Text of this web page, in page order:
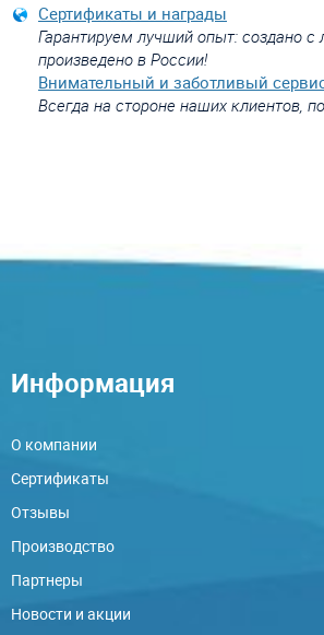
Сертификаты и награды
Гарантируем лучший опыт: создано с
произведено в России!
Внимательный и заботливый
Всегда на стороне наших клиентов,
Информация
О компании
Сертификаты
Отзывы
Производство
Партнеры
Новости и акции